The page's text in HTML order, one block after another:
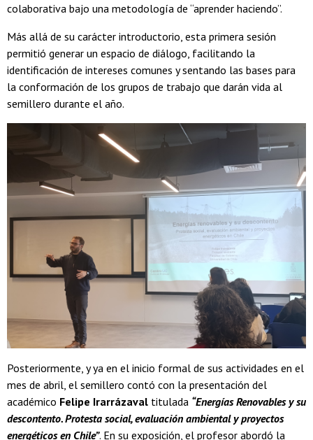
colaborativa bajo una metodología de “aprender haciendo”.
Más allá de su carácter introductorio, esta primera sesión
permitió generar un espacio de diálogo, facilitando la
identificación de intereses comunes y sentando las bases para
la conformación de los grupos de trabajo que darán vida al
semillero durante el año.
Posteriormente, y ya en el inicio formal de sus actividades en el
mes de abril, el semillero contó con la presentación del
académico Felipe Irarrázaval titulada “Energías Renovables y su
descontento. Protesta social, evaluación ambiental y proyectos
energéticos en Chile”. En su exposición, el profesor abordó la